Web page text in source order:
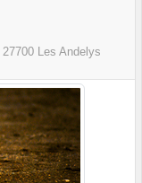
27700 Les Andelys